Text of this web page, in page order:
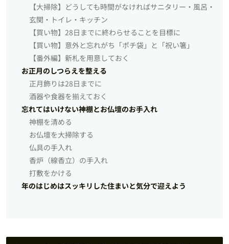
【大掃除】どうしても時間がなければサニタリー・風呂・
玄関・トイレ・キッチン
【買い物】28日までに終わらせることを目標に
【買い物】意外と忘れがち「ポチ袋」と「祝い箸」
【番外編】新札を用意しておく
お正月のしつらえを整える
正月飾りは28日までに
酒器や食器を揃えておく
忘れてはいけない神棚とお仏壇のお手入れ
神棚を清める
お仏壇を大掃除する
仏具の手入れ
香炉（線香立）の手入れ
打敷をかける
年のはじめはスッキリした住まいと気分で迎えよう